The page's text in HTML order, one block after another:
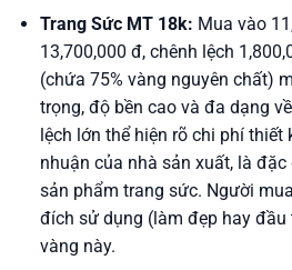
Trang Sức MT 18k: Mua vào
13,700,000 đ, chênh lệch
(chứa 75% vàng nguyên chất)
trọng, độ bền cao và đa dạng
lệch lớn thể hiện rõ chi phí thiết
nhuận của nhà sản xuất, là
sản phẩm trang sức. Người
đích sử dụng (làm đẹp hay
vàng này.